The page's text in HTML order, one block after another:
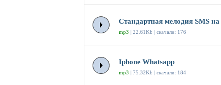
Стандартная мелодия SMS
mp3 | 22.61Kb | скачали: 176
Iphone Whatsapp
mp3 | 75.32Kb | скачали: 184